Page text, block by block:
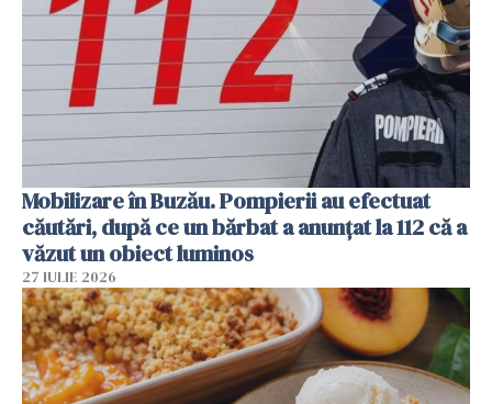
Mobilizare în Buzău. Pompierii au efectuat
căutări, după ce un bărbat a anunțat la 112 că a
văzut un obiect luminos
27 IULIE 2026